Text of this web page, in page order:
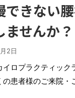
できない
ませんか
2日
ロプラクティック
の患者様のご来院・